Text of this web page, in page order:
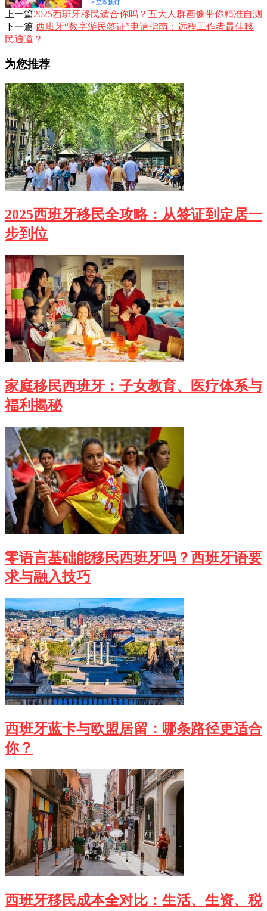
上一篇2025西班牙移民适合你吗？五大人群画像带你精准自测
下一篇 西班牙“数字游民签证”申请指南：远程工作者最佳移
民通道？
为您推荐
2025西班牙移民全攻略：从签证到定居一
步到位
家庭移民西班牙：子女教育、医疗体系与
福利揭秘
零语言基础能移民西班牙吗？西班牙语要
求与融入技巧
西班牙蓝卡与欧盟居留：哪条路径更适合
你？
西班牙移民成本全对比：生活、生资、税